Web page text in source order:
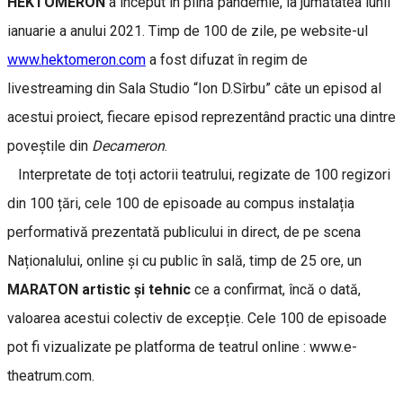
ianuarie a anului 2021. Timp de 100 de zile, pe website-ul
www.hektomeron.com a fost difuzat în regim de
livestreaming din Sala Studio “Ion D.Sîrbu” câte un episod al
acestui proiect, fiecare episod reprezentând practic una dintre
poveștile din Decameron.
Interpretate de toți actorii teatrului, regizate de 100 regizori
din 100 țări, cele 100 de episoade au compus instalația
performativă prezentată publicului in direct, de pe scena
Naționalului, online și cu public în sală, timp de 25 ore, un
MARATON artistic și tehnic ce a confirmat, încă o dată,
valoarea acestui colectiv de excepție. Cele 100 de episoade
pot fi vizualizate pe platforma de teatrul online : www.e-
theatrum.com.